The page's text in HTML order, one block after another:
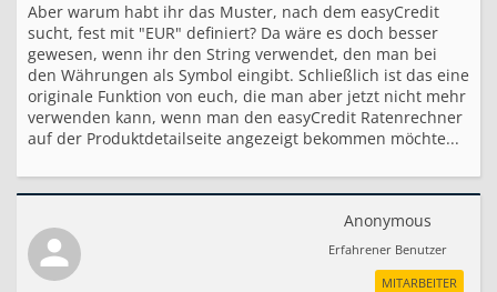
Aber warum habt ihr das Muster, nach dem easyCredit
sucht, fest mit "EUR" definiert? Da wäre es doch besser
gewesen, wenn ihr den String verwendet, den man bei
den Währungen als Symbol eingibt. Schließlich ist das eine
originale Funktion von euch, die man aber jetzt nicht mehr
verwenden kann, wenn man den easyCredit Ratenrechner
auf der Produktdetailseite angezeigt bekommen möchte...
Anonymous
Erfahrener Benutzer
MITARBEITER